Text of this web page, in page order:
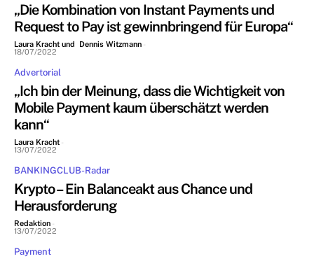
„Die Kombination von Instant Payments und
Request to Pay ist gewinnbringend für Europa“
Laura Kracht und Dennis Witzmann -
18/07/2022
Advertorial
„Ich bin der Meinung, dass die Wichtigkeit von
Mobile Payment kaum überschätzt werden
kann“
Laura Kracht -
13/07/2022
BANKINGCLUB-Radar
Krypto – Ein Balanceakt aus Chance und
Herausforderung
Redaktion -
13/07/2022
Payment